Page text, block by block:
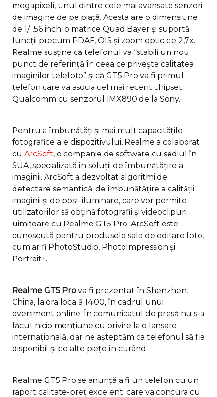
megapixeli, unul dintre cele mai avansate senzori
de imagine de pe piață. Acesta are o dimensiune
de 1/1,56 inch, o matrice Quad Bayer și suportă
funcții precum PDAF, OIS și zoom optic de 2,7x.
Realme susține că telefonul va “stabili un nou
punct de referință în ceea ce privește calitatea
imaginilor telefoto” și că GT5 Pro va fi primul
telefon care va asocia cel mai recent chipset
Qualcomm cu senzorul IMX890 de la Sony.
Pentru a îmbunătăți și mai mult capacitățile
fotografice ale dispozitivului, Realme a colaborat
cu ArcSoft, o companie de software cu sediul în
SUA, specializată în soluții de îmbunătățire a
imaginii. ArcSoft a dezvoltat algoritmi de
detectare semantică, de îmbunătățire a calității
imaginii și de post-iluminare, care vor permite
utilizatorilor să obțină fotografii și videoclipuri
uimitoare cu Realme GT5 Pro. ArcSoft este
cunoscută pentru produsele sale de editare foto,
cum ar fi PhotoStudio, PhotoImpression și
Portrait+.
Realme GT5 Pro va fi prezentat în Shenzhen,
China, la ora locală 14:00, în cadrul unui
eveniment online. În comunicatul de presă nu s-a
făcut nicio mențiune cu privire la o lansare
internațională, dar ne așteptăm ca telefonul să fie
disponibil și pe alte piețe în curând.
Realme GT5 Pro se anunță a fi un telefon cu un
raport calitate-preț excelent, care va concura cu